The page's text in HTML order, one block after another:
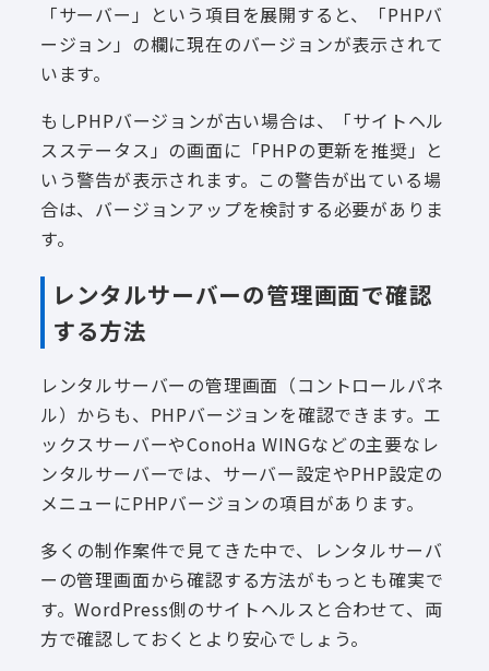
「サーバー」という項目を展開すると、「PHPバ
ージョン」の欄に現在のバージョンが表示されて
います。
もしPHPバージョンが古い場合は、「サイトヘル
スステータス」の画面に「PHPの更新を推奨」と
いう警告が表示されます。この警告が出ている場
合は、バージョンアップを検討する必要がありま
す。
レンタルサーバーの管理画面で確認
する方法
レンタルサーバーの管理画面（コントロールパネ
ル）からも、PHPバージョンを確認できます。エ
ックスサーバーやConoHa WINGなどの主要なレ
ンタルサーバーでは、サーバー設定やPHP設定の
メニューにPHPバージョンの項目があります。
多くの制作案件で見てきた中で、レンタルサーバ
ーの管理画面から確認する方法がもっとも確実で
す。WordPress側のサイトヘルスと合わせて、両
方で確認しておくとより安心でしょう。